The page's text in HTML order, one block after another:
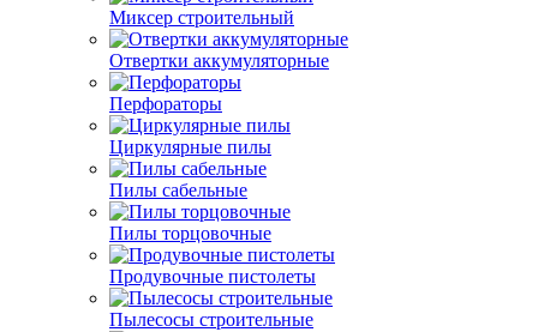
Миксер строительный
Отвертки аккумуляторные
Перфораторы
Циркулярные пилы
Пилы сабельные
Пилы торцовочные
Продувочные пистолеты
Пылесосы строительные